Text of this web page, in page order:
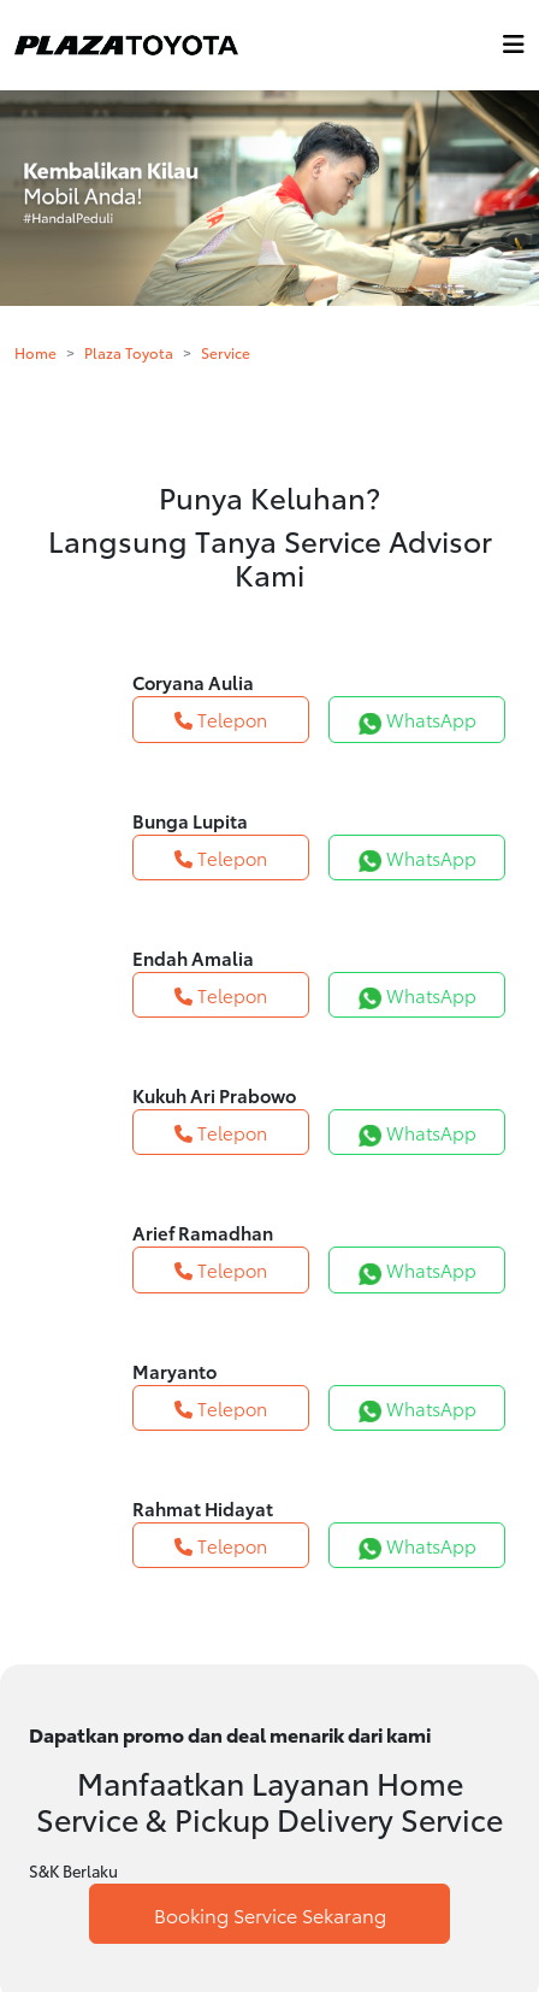
Home Plaza Toyota Service
Punya Keluhan?
Langsung Tanya Service Advisor
Kami
Coryana Aulia
Telepon
WhatsApp
Bunga Lupita
Telepon
WhatsApp
Endah Amalia
Telepon
WhatsApp
Kukuh Ari Prabowo
Telepon
WhatsApp
Arief Ramadhan
Telepon
WhatsApp
Maryanto
Telepon
WhatsApp
Rahmat Hidayat
Telepon
WhatsApp
Dapatkan promo dan deal menarik dari kami
Manfaatkan Layanan Home
Service & Pickup Delivery Service
S&K Berlaku
Booking Service Sekarang